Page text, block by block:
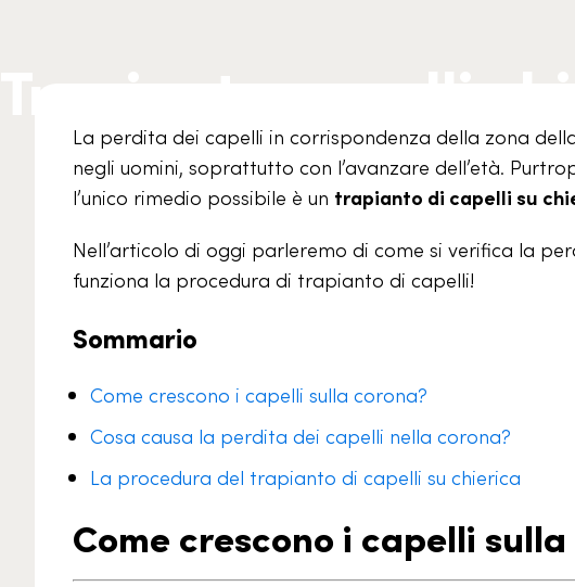
Trapianto capelli
La perdita dei capelli in corrispondenza della zona
negli uomini, soprattutto con l’avanzare dell’età.
l’unico rimedio possibile è un trapianto di capelli su
Nell’articolo di oggi parleremo di come si verifica la
funziona la procedura di trapianto di capelli!
Sommario
Come crescono i capelli sulla corona?
Cosa causa la perdita dei capelli nella corona?
La procedura del trapianto di capelli su chierica
Come crescono i capelli